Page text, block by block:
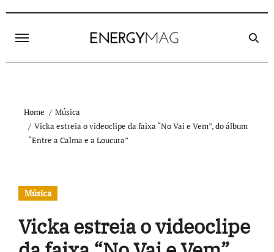
content
Home
Música
Vicka estreia o videoclipe da faixa “No Vai e Vem”, do álbum
“Entre a Calma e a Loucura”
Música
Vicka estreia o videoclipe